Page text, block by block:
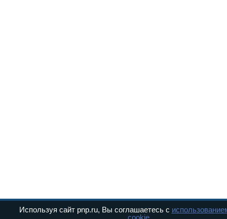
Используя сайт pnp.ru, Вы соглашаетесь с
cookie